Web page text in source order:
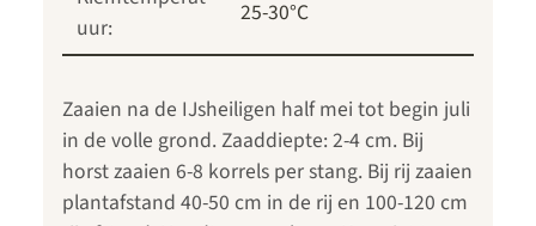
uur:
25-30°C
Zaaien na de IJsheiligen half mei tot begin juli
in de volle grond. Zaaddiepte: 2-4 cm. Bij
horst zaaien 6-8 korrels per stang. Bij rij zaaien
plantafstand 40-50 cm in de rij en 100-120 cm